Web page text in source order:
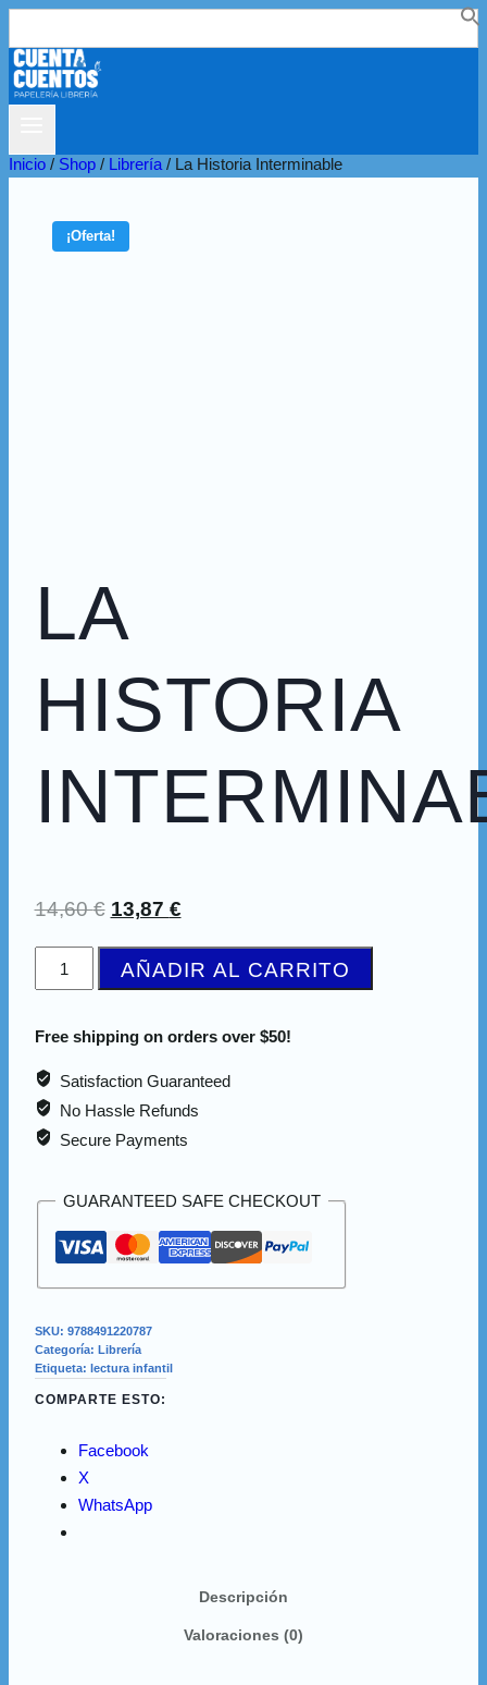
Buscar:
Inicio / Shop / Librería / La Historia Interminable
¡Oferta!
LA
HISTORIA
14,60€ 13,87 €
AÑADIR AL CARRITO
Free shipping on orders over $50!
Satisfaction Guaranteed
No Hassle Refunds
Secure Payments
GUARANTEED SAFE CHECKOUT
SKU: 9788491220787
Categoría: Librería
Etiqueta: lectura infantil
COMPARTE ESTO:
Facebook
X
WhatsApp
Descripción
Valoraciones (0)